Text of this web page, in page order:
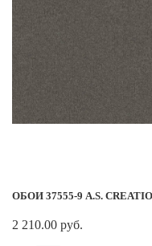
ОБОИ 37555-9 A.S.
2 210.00 руб.